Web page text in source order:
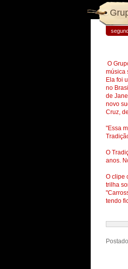
O
música
Ela foi
no
de
novo
Cruz,
"Essa
O
anos.
O clipe
trilha
tendo